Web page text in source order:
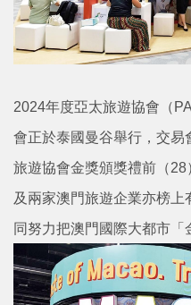
2024年度亞太旅遊協會（
會正於泰國曼谷舉行，交易
旅遊協會金獎頒獎禮前（
及兩家澳門旅遊企業亦榜
同努力把澳門國際大都市「